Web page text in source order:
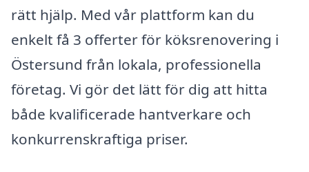
rätt hjälp. Med vår plattform kan du
enkelt få 3 offerter för köksrenovering i
Östersund från lokala, professionella
företag. Vi gör det lätt för dig att hitta
både kvalificerade hantverkare och
konkurrenskraftiga priser.